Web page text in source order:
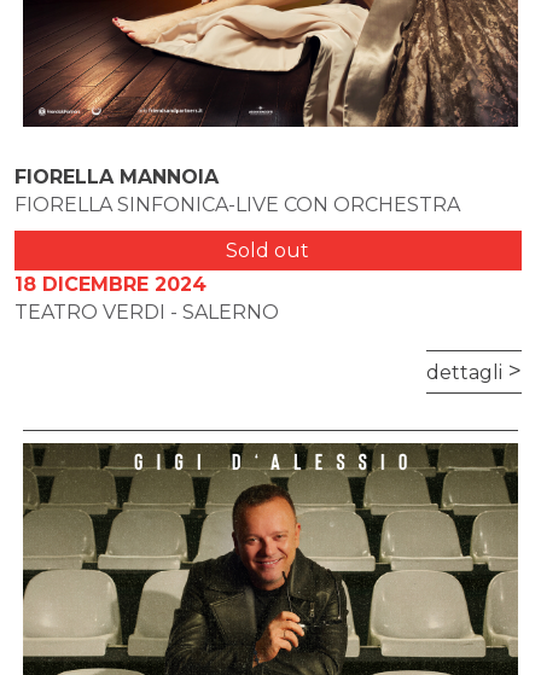
FIORELLA MANNOIA
FIORELLA SINFONICA-LIVE CON ORCHESTRA
Sold out
18 DICEMBRE 2024
TEATRO VERDI - SALERNO
dettagli